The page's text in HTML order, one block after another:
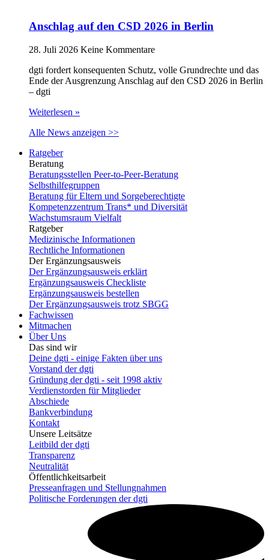
Anschlag auf den CSD 2026 in Berlin
28. Juli 2026 Keine Kommentare
dgti fordert konsequenten Schutz, volle Grundrechte und das
Ende der Ausgrenzung Anschlag auf den CSD 2026 in Berlin
– dgti
Weiterlesen »
Alle News anzeigen >>
Ratgeber
Beratung
Beratungsstellen Peer-to-Peer-Beratung
Selbsthilfegruppen
Beratung für Eltern und Sorgeberechtigte
Kompetenzzentrum Trans* und Diversität
Wachstumsraum Vielfalt
Ratgeber
Medizinische Informationen
Rechtliche Informationen
Der Ergänzungsausweis
Der Ergänzungsausweis erklärt
Ergänzungsausweis Checkliste
Ergänzungsausweis bestellen
Der Ergänzungsausweis trotz SBGG
Fachwissen
Mitmachen
Über Uns
Das sind wir
Deine dgti - einige Fakten über uns
Vorstand der dgti
Gründung der dgti - seit 1998 aktiv
Verdienstorden für Mitglieder
Abschiede
Bankverbindung
Kontakt
Unsere Leitsätze
Leitbild der dgti
Transparenz
Neutralität
Öffentlichkeitsarbeit
Presseanfragen und Stellungnahmen
Politische Forderungen der dgti